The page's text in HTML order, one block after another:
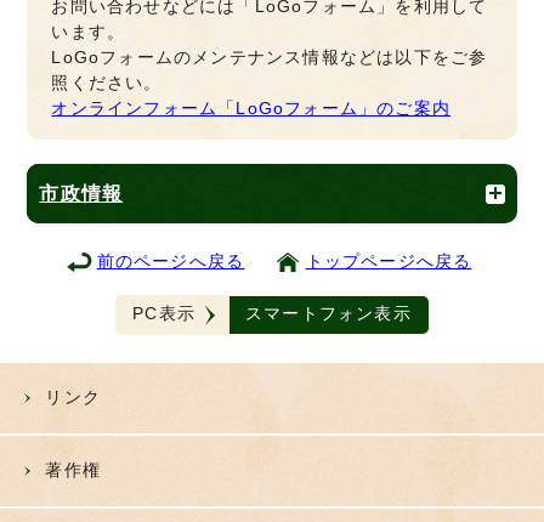
お問い合わせなどには「LoGoフォーム」を利用して
います。
LoGoフォームのメンテナンス情報などは以下をご参
照ください。
オンラインフォーム「LoGoフォーム」のご案内
市政情報
前のページへ戻る トップページへ戻る
PC表示 スマートフォン表示
リンク
著作権